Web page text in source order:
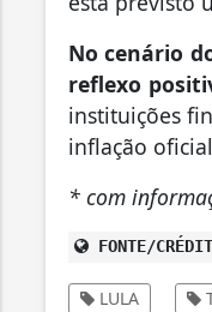
No cenário
reflexo
instituições
inflação
* com
FONTE/
LULA